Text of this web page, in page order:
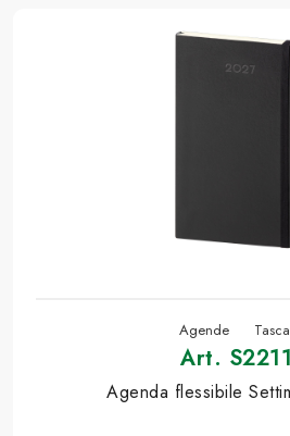
Agende
Art.
Agenda flessibile